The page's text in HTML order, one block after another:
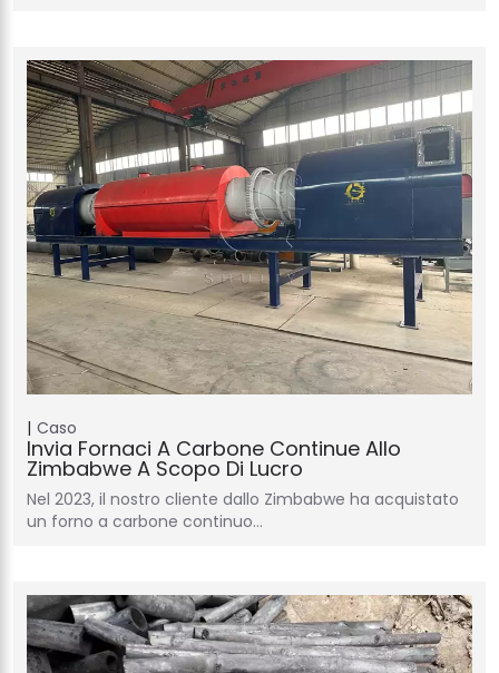
Caso
Invia Fornaci A Carbone Continue Allo
Zimbabwe A Scopo Di Lucro
Nel 2023, il nostro cliente dallo Zimbabwe ha acquistato
un forno a carbone continuo…